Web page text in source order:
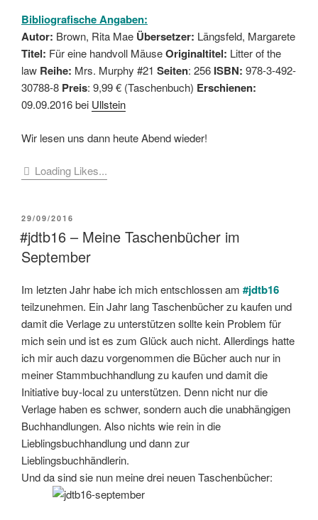
Bibliografische Angaben:
Autor: Brown, Rita Mae Übersetzer: Längsfeld, Margarete
Titel: Für eine handvoll MäuseOriginaltitel: Litter of the
law Reihe: Mrs. Murphy #21 Seiten: 256 ISBN: 978-3-492-
30788-8 Preis: 9,99 € (Taschenbuch) Erschienen:
09.09.2016 bei Ullstein
Wir lesen uns dann heute Abend wieder!
Loading Likes...
VERÖFFENTLICHT
AM
29/09/2016
#jdtb16 – Meine Taschenbücher im
September
Im letzten Jahr habe ich mich entschlossen am #jdtb16
teilzunehmen. Ein Jahr lang Taschenbücher zu kaufen und
damit die Verlage zu unterstützen sollte kein Problem für
mich sein und ist es zum Glück auch nicht. Allerdings hatte
ich mir auch dazu vorgenommen die Bücher auch nur in
meiner Stammbuchhandlung zu kaufen und damit die
Initiative buy-local zu unterstützen. Denn nicht nur die
Verlage haben es schwer, sondern auch die unabhängigen
Buchhandlungen. Also nichts wie rein in die
Lieblingsbuchhandlung und dann zur
Lieblingsbuchhändlerin.
Und da sind sie nun meine drei neuen Taschenbücher: